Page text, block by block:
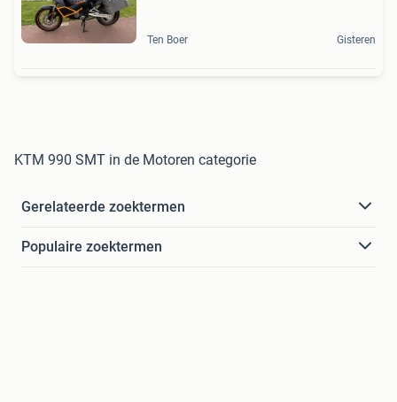
Ten Boer Gisteren
KTM 990 SMT in de Motoren categorie
Gerelateerde zoektermen
Populaire zoektermen